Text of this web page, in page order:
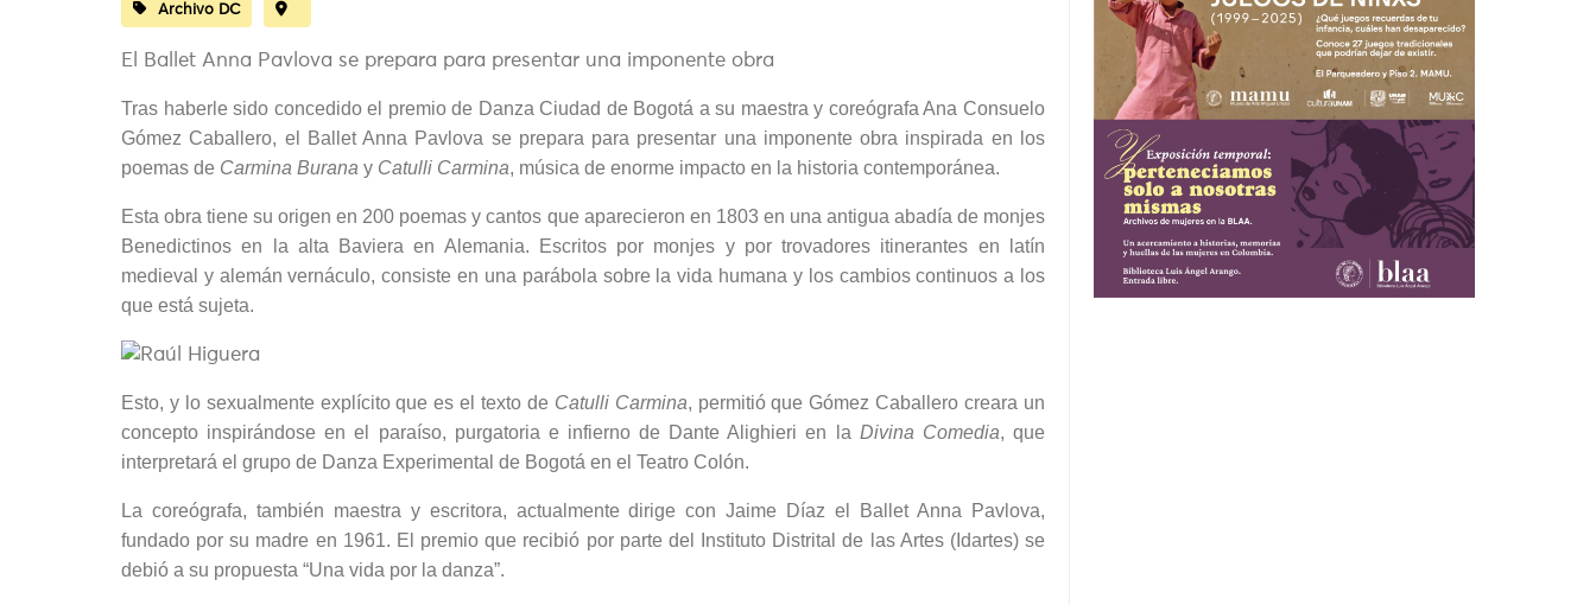
Archivo DC
El Ballet Anna Pavlova se prepara para presentar una imponente obra
Tras haberle sido concedido el premio de Danza Ciudad de Bogotá a su maestra y coreógrafa Ana Consuelo
Gómez Caballero, el Ballet Anna Pavlova se prepara para presentar una imponente obra inspirada en los
poemas de Carmina Burana y Catulli Carmina, música de enorme impacto en la historia contemporánea.
Esta obra tiene su origen en 200 poemas y cantos que aparecieron en 1803 en una antigua abadía de monjes
Benedictinos en la alta Baviera en Alemania. Escritos por monjes y por trovadores itinerantes en latín
medieval y alemán vernáculo, consiste en una parábola sobre la vida humana y los cambios continuos a los
que está sujeta.
Esto, y lo sexualmente explícito que es el texto de Catulli Carmina, permitió que Gómez Caballero creara un
concepto inspirándose en el paraíso, purgatoria e infierno de Dante Alighieri en la Divina Comedia, que
interpretará el grupo de Danza Experimental de Bogotá en el Teatro Colón.
La coreógrafa, también maestra y escritora, actualmente dirige con Jaime Díaz el Ballet Anna Pavlova,
fundado por su madre en 1961. El premio que recibió por parte del Instituto Distrital de las Artes (Idartes) se
debió a su propuesta “Una vida por la danza”.